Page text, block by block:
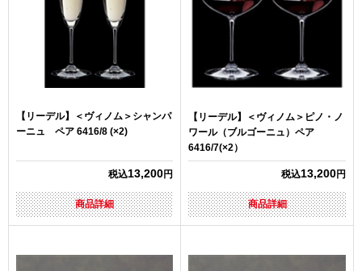
【リーデル】＜ヴィノム＞シャンパ
ーニュ ペア 6416/8 (×2)
税込13,200円
商品詳細
【リーデル】＜ヴィノム＞ピノ・ノ
ワール（ブルゴーニュ）ペア
6416/7(×2）
税込13,200円
商品詳細